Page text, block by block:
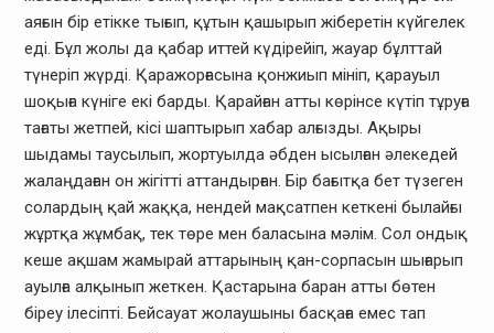
аяғын бір етікке тығып, құтын қашырып жіберетін күйгелек
еді. Бұл жолы да қабар иттей күдірейіп, жауар бұлттай
түнеріп жүрді. Қаражорғасына қонжиып мініп, қарауыл
шоқыға күніге екі барды. Қарайған атты көрінсе күтіп тұруға
тағаты жетпей, кісі шаптырып хабар алғызды. Ақыры
шыдамы таусылып, жортуылда әбден ысылған әлекедей
жалаңдаған он жігітті аттандырған. Бір бағытқа бет түзеген
солардың қай жаққа, нендей мақсатпен кеткені былайғы
жұртқа жұмбақ, тек төре мен баласына мәлім. Сол ондық
кеше ақшам жамырай аттарының қан-сорпасын шығарып
ауылға алқынып жеткен. Қастарына баран атты бөтен
біреу ілесіпті. Бейсауат жолаушыны басқаға емес тап